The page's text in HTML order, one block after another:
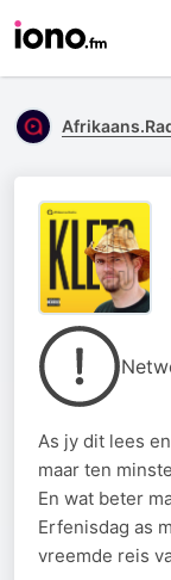
As jy dit lees
maar ten
En wat beter
Erfenisdag as
vreemde reis